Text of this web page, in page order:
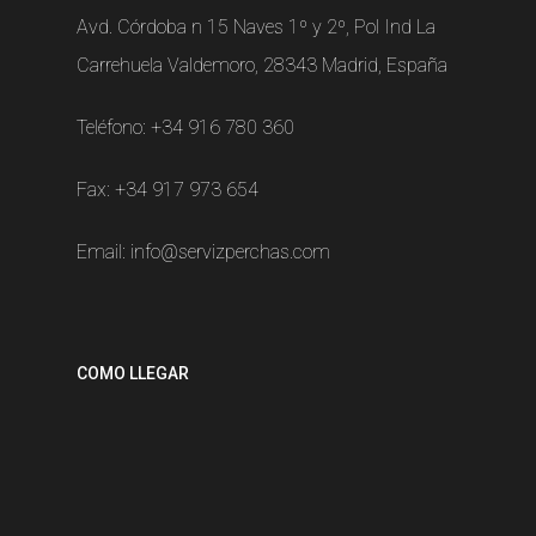
Avd. Córdoba n 15 Naves 1º y 2º, Pol Ind La
Carrehuela Valdemoro, 28343 Madrid, España
Teléfono: +34 916 780 360
Fax: +34 917 973 654
Email: info@servizperchas.com
COMO LLEGAR